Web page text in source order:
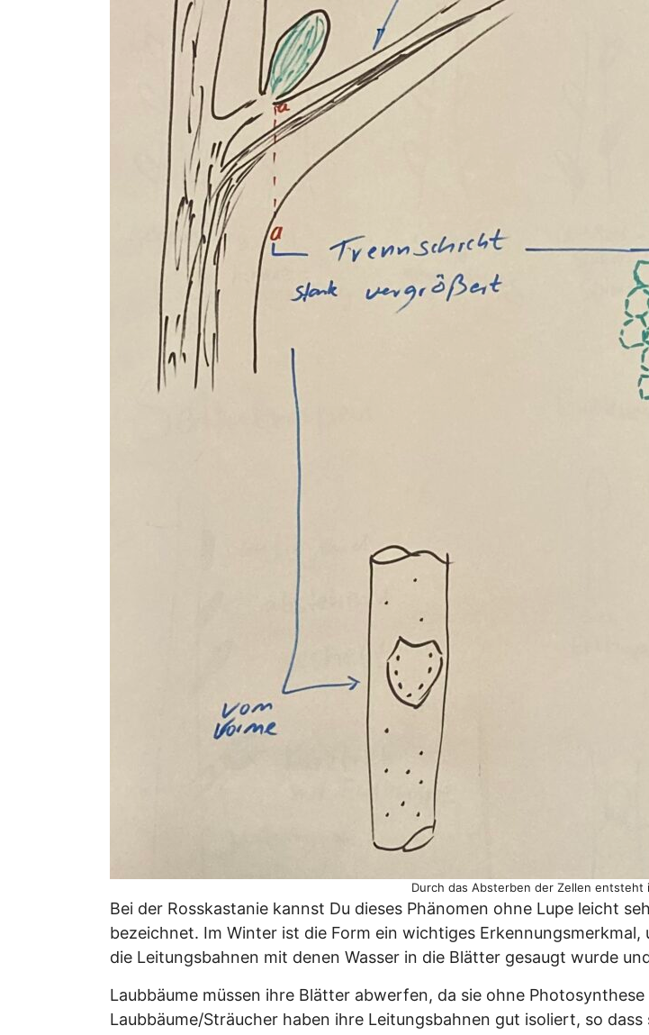
Durch das Absterben der Zellen entsteht
Bei der Rosskastanie kannst Du dieses Phänomen ohne Lupe leicht
bezeichnet. Im Winter ist die Form ein wichtiges
die Leitungsbahnen mit denen Wasser in die Blätter gesaugt wurde
Laubbäume müssen ihre Blätter abwerfen, da sie ohne
Laubbäume/Sträucher haben ihre Leitungsbahnen gut isoliert, so